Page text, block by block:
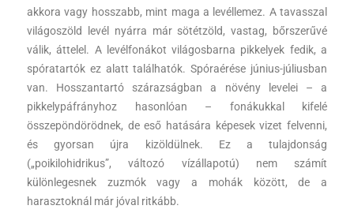
akkora vagy hosszabb, mint maga a levéllemez. A tavasszal
világoszöld levél nyárra már sötétzöld, vastag, bőrszerűvé
válik, áttelel. A levélfonákot világosbarna pikkelyek fedik, a
spóratartók ez alatt találhatók. Spóraérése június-júliusban
van. Hosszantartó szárazságban a növény levelei – a
pikkelypáfrányhoz hasonlóan – fonákukkal kifelé
összepöndörödnek, de eső hatására képesek vizet felvenni,
és gyorsan újra kizöldülnek. Ez a tulajdonság
(„poikilohidrikus”, változó vízállapotú) nem számít
különlegesnek zuzmók vagy a mohák között, de a
harasztoknál már jóval ritkább.